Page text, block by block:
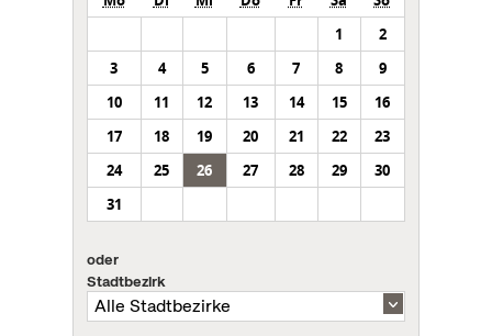
1
2
3
4 5 6 7 8
9
10
11 12 13 14 15
16
17
18 19 20 21 22
23
24
25 26 27 28 29
30
31
oder
Stadtbezirk